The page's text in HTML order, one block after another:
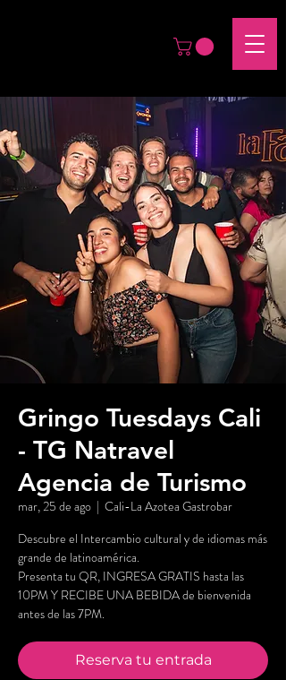
Gringo Tuesdays Cali
- TG Natravel
Agencia de Turismo
mar, 25 de ago
  |
Cali-La Azotea Gastrobar
Descubre el Intercambio cultural y de idiomas más
grande de latinoamérica.
Presenta tu QR, INGRESA GRATIS hasta las
10PM Y RECIBE UNA BEBIDA de bienvenida
antes de las 7PM.
Reserva tu entrada